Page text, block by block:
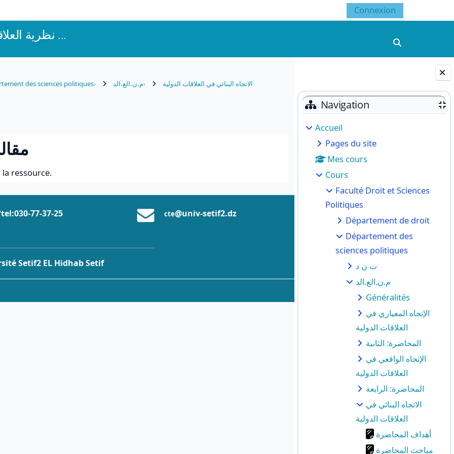
BlocsNavigation
Accueil
Pages du site
Mes cours
Cours
Faculté Droit et Sciences
Politiques
Département de droit
Département des
sciences politiques
ت ن د
م.ن.الع.الد
Généralités
الإتجاه المعياري في
العلاقات الدولية
المحاضرة: الثانية
الإتجاه الواقعي في
العلاقات الدولية
المحاضرة: الرابعة
الاتجاه البنائي في
العلاقات الدولية
أهداف المحاضرة
مباحث المحاضرة
Connexion
نظرية العلاقات الدول ...
des sciences politiques م.ن.الع.الد الاتجاه البنائي في العلاقات الدولية
ressource.
30-77-37-25 cte@univ-setif2.dz
Setif2 EL Hidhab Setif